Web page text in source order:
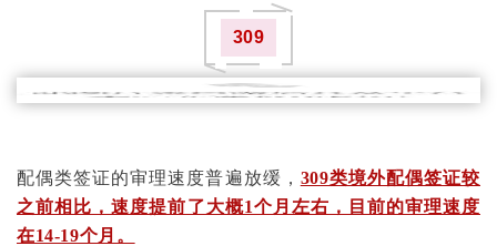
309
配偶类签证的审理速度普遍放缓， 309类境外配偶签证较
之前相比，速度提前了大概1个月左右，目前的审理速度
在14-19个月。